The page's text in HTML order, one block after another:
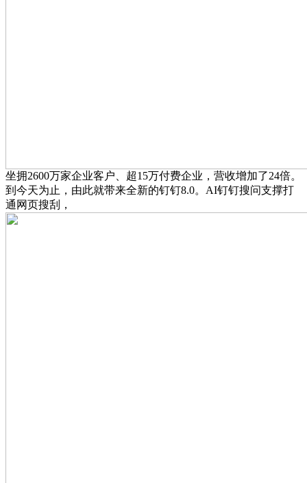
坐拥2600万家企业客户、超15万付费企业，营收增加了24倍。
到今天为止，由此就带来全新的钉钉8.0。AI钉钉搜问支撑打
通网页搜刮，